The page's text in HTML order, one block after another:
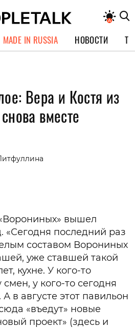
MADE IN RUSSIA НОВОСТИ
Вера и Костя из
вместе
вышел
«Сегодня последний раз
составом Ворониных
уже ставшей такой
кухне. У кого-то
у кого-то сегодня
в августе этот павильон
«въедут» новые
проект» (здесь и